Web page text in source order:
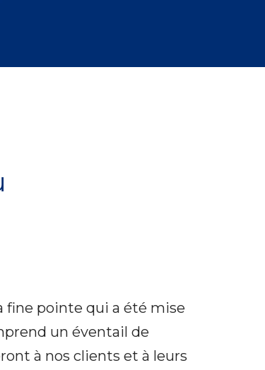
fine pointe qui a été mise
un éventail de
à nos clients et à leurs